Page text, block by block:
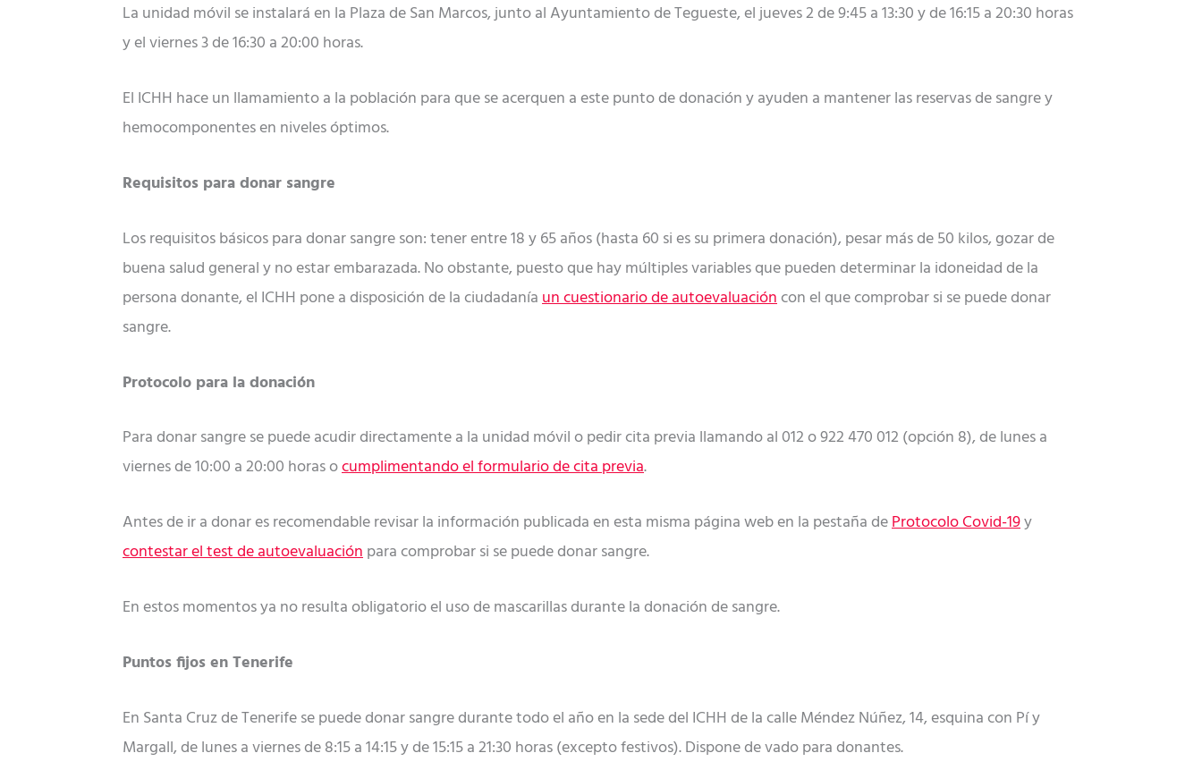
La unidad móvil se instalará en la Plaza de San Marcos, junto al Ayuntamiento de Tegueste, el jueves 2 de 9:45 a 13:30 y de 16:15 a 20:30 horas
y el viernes 3 de 16:30 a 20:00 horas.
El ICHH hace un llamamiento a la población para que se acerquen a este punto de donación y ayuden a mantener las reservas de sangre y
hemocomponentes en niveles óptimos.
Requisitos para donar sangre
Los requisitos básicos para donar sangre son: tener entre 18 y 65 años (hasta 60 si es su primera donación), pesar más de 50 kilos, gozar de
buena salud general y no estar embarazada. No obstante, puesto que hay múltiples variables que pueden determinar la idoneidad de la
persona donante, el ICHH pone a disposición de la ciudadaníaun cuestionario de autoevaluacióncon el que comprobar si se puede donar
sangre.
Protocolo para la donación
Para donar sangre se puede acudir directamente a la unidad móvil o pedir cita previa llamando al 012 o 922 470 012 (opción 8), de lunes a
viernes de 10:00 a 20:00 horas ocumplimentando el formulario de cita previa.
Antes de ir a donar es recomendable revisar la información publicada en esta misma página web en la pestaña deProtocolo Covid-19y
contestar el test de autoevaluaciónpara comprobar si se puede donar sangre.
En estos momentos ya no resulta obligatorio el uso de mascarillas durante la donación de sangre.
Puntos fijos en Tenerife
En Santa Cruz de Tenerife se puede donar sangre durante todo el año en la sede del ICHH de la calle Méndez Núñez, 14, esquina con Pí y
Margall, de lunes a viernes de 8:15 a 14:15 y de 15:15 a 21:30 horas (excepto festivos). Dispone de vado para donantes.